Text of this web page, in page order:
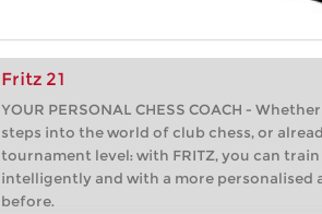
Fritz 21
YOUR PERSONAL CHESS COACH -
steps into the world of club chess, or
tournament level: with FRITZ, you can
intelligently and with a more personalised
before.